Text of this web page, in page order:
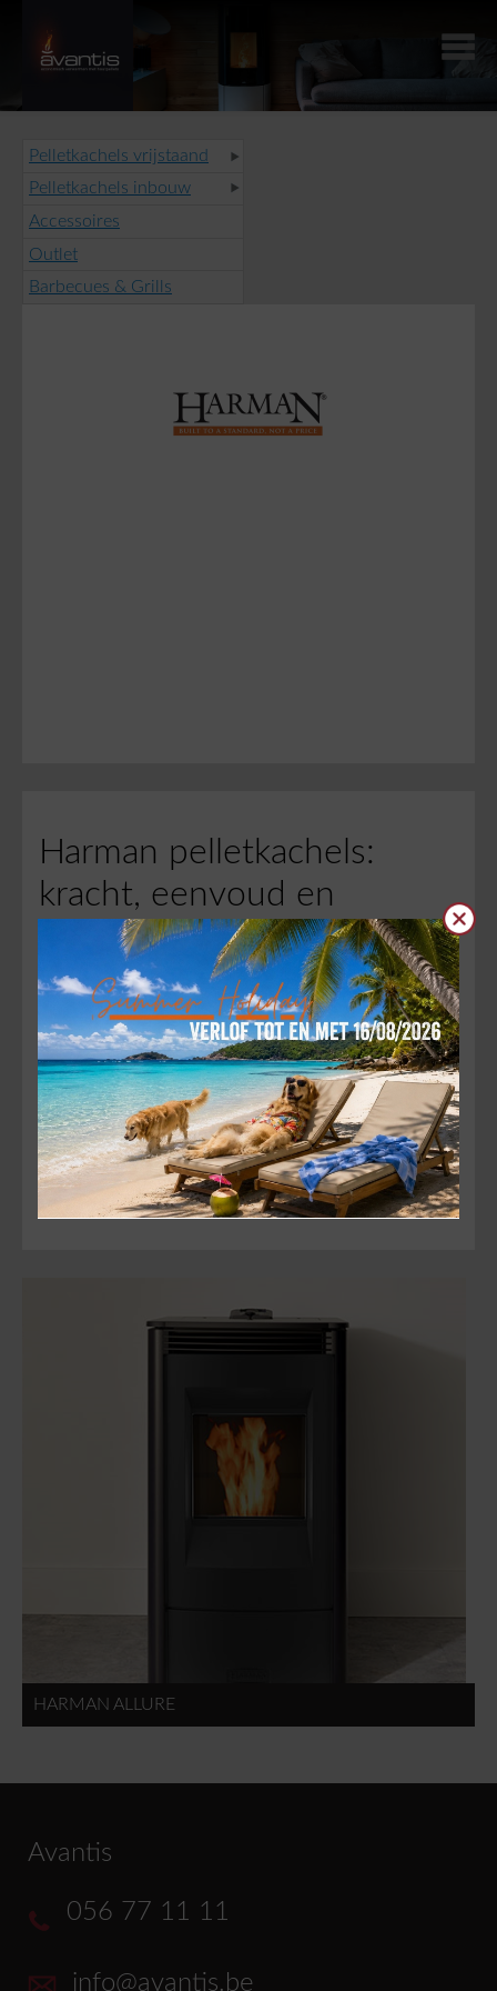
Pelletkachels vrijstaand
Pelletkachels inbouw
Accessoires
Outlet
Barbecues & Grills
Harman pelletkachels:
kracht, eenvoud en
gebruiksgemak
AL meer dan 30 jaar bouwt Harman aan een reputatie
om U tegen te zeggen. Betrouwbare kachels die
ongeëvenaard zijn binnen de pelletkachelmarkt,
gesteund door opmerkelijke kracht en innovatie. De
warmte van een Harman pelletkachel is niet te
onderschatten én het oog voor detail is opmerkelijk en
uniek. Grote warmteafgifte heeft Harman steeds nauw
aan het hart gelegen. Zij hebben Award-winnende
technologieën in hun kachels en kunnen werkelijk
bijna elk type pellet verbranden.
HARMAN ALLURE
Avantis
056 77 11 11
info@avantis.be